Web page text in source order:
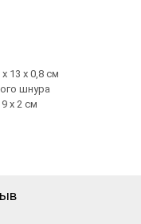
х 13 х 0,8 см
шнура
9 х 2 см